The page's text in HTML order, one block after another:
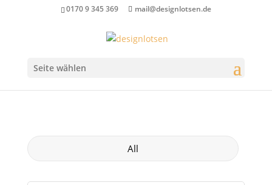
0170 9 345 369 mail@designlotsen.de
Seite wählen
All